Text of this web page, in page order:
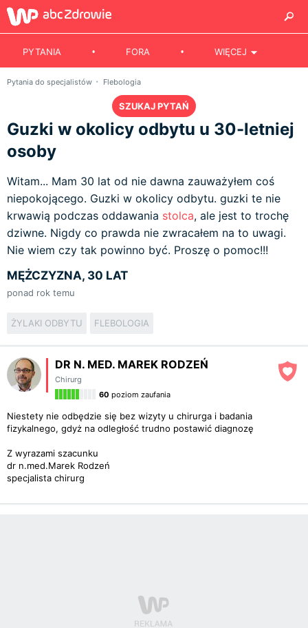
PYTANIA FORA WIĘCEJ
Pytania do specjalistów Flebologia
SZUKAJ PYTAŃ
Guzki w okolicy odbytu u 30-letniej
osoby
Witam... Mam 30 lat od nie dawna zauważyłem coś
niepokojącego. Guzki w okolicy odbytu. guzki te nie
krwawią podczas oddawania stolca, ale jest to trochę
dziwne. Nigdy co prawda nie zwracałem na to uwagi.
Nie wiem czy tak powinno być. Proszę o pomoc!!!
MĘŻCZYZNA, 30 LAT
ponad rok temu
ŻYLAKI ODBYTU FLEBOLOGIA
DR N. MED. MAREK RODZEŃ
Chirurg
60 poziom zaufania
Niestety nie odbędzie się bez wizyty u chirurga i badania
fizykalnego, gdyż na odległość trudno postawić diagnozę
Z wyrazami szacunku
dr n.med.Marek Rodzeń
specjalista chirurg